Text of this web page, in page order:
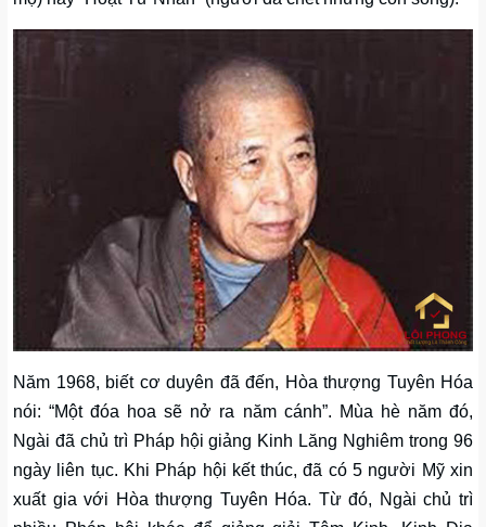
Năm 1968, biết cơ duyên đã đến, Hòa thượng Tuyên Hóa
nói: “Một đóa hoa sẽ nở ra năm cánh”. Mùa hè năm đó,
Ngài đã chủ trì Pháp hội giảng Kinh Lăng Nghiêm trong 96
ngày liên tục. Khi Pháp hội kết thúc, đã có 5 người Mỹ xin
xuất gia với Hòa thượng Tuyên Hóa. Từ đó, Ngài chủ trì